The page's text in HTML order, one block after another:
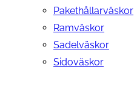
Pakethållarväskor
Ramväskor
Sadelväskor
Sidoväskor